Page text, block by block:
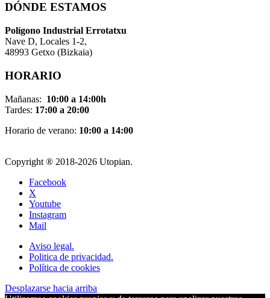
DÓNDE ESTAMOS
Polígono Industrial Errotatxu
Nave D, Locales 1-2,
48993 Getxo (Bizkaia)
HORARIO
Mañanas: 10:00 a 14:00h
Tardes: 17:00 a 20:00
Horario de verano: 10:00 a 14:00
Copyright ® 2018-2026 Utopian.
Facebook
X
Youtube
Instagram
Mail
Aviso legal.
Politica de privacidad.
Política de cookies
Desplazarse hacia arriba